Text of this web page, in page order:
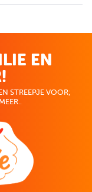
EN
STREEPJE VOOR;